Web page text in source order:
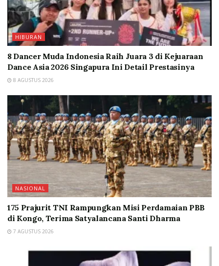
HIBURAN
8 Dancer Muda Indonesia Raih Juara 3 di Kejuaraan
Dance Asia 2026 Singapura Ini Detail Prestasinya
8 AGUSTUS 2026
NASIONAL
175 Prajurit TNI Rampungkan Misi Perdamaian PBB
di Kongo, Terima Satyalancana Santi Dharma
7 AGUSTUS 2026